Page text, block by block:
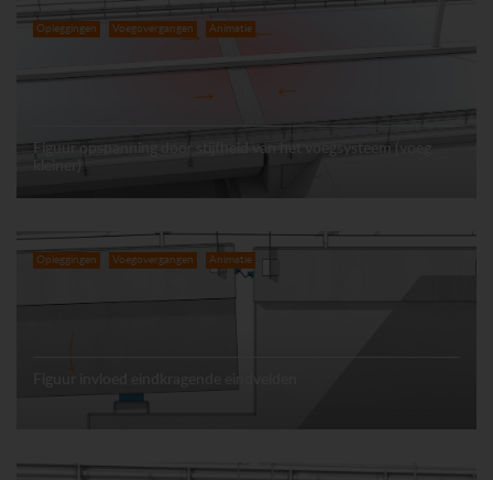
Opleggingen Voegovergangen Animatie
Figuur opspanning door stijfheid van het voegsysteem (voeg
Opleggingen Voegovergangen Animatie
Figuur invloed eindkragende eindvelden